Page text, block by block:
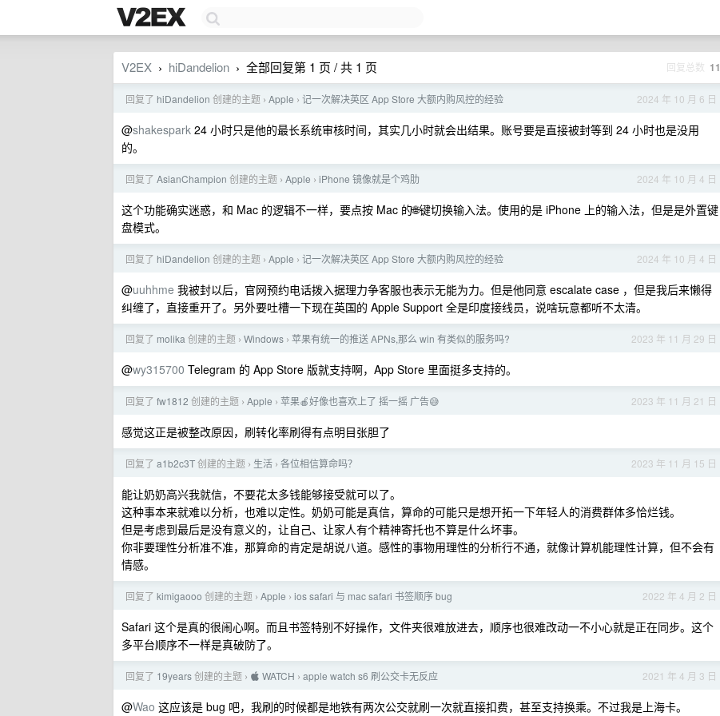
V2EX › hiDandelion › 全部回复第 1 页 / 共 1 页 回复总数 11
2024 年 10 月 6 日
回复了 hiDandelion 创建的主题 › Apple › 记一次解决英区 App Store 大额内购风控的经验
@shakespark 24 小时只是他的最长系统审核时间，其实几小时就会出结果。账号要是直接被封等到 24 小时也是没用
的。
2024 年 10 月 4 日
回复了 AsianChampion 创建的主题 › Apple › iPhone 镜像就是个鸡肋
这个功能确实迷惑，和 Mac 的逻辑不一样，要点按 Mac 的🌐键切换输入法。使用的是 iPhone 上的输入法，但是是外置键
盘模式。
2024 年 10 月 4 日
回复了 hiDandelion 创建的主题 › Apple › 记一次解决英区 App Store 大额内购风控的经验
@uuhhme 我被封以后，官网预约电话拨入据理力争客服也表示无能为力。但是他同意 escalate case ，但是我后来懒得
纠缠了，直接重开了。另外要吐槽一下现在英国的 Apple Support 全是印度接线员，说啥玩意都听不太清。
2023 年 11 月 29 日
回复了 molika 创建的主题 › Windows › 苹果有统一的推送 APNs,那么 win 有类似的服务吗?
@wy315700 Telegram 的 App Store 版就支持啊，App Store 里面挺多支持的。
2023 年 11 月 21 日
回复了 fw1812 创建的主题 › Apple › 苹果🍎好像也喜欢上了 摇一摇 广告😅
感觉这正是被整改原因，刷转化率刷得有点明目张胆了
2023 年 11 月 15 日
回复了 a1b2c3T创建的主题 › 生活 › 各位相信算命吗？
能让奶奶高兴我就信，不要花太多钱能够接受就可以了。
这种事本来就难以分析，也难以定性。奶奶可能是真信，算命的可能只是想开拓一下年轻人的消费群体多恰烂钱。
但是考虑到最后是没有意义的，让自己、让家人有个精神寄托也不算是什么坏事。
你非要理性分析准不准，那算命的肯定是胡说八道。感性的事物用理性的分析行不通，就像计算机能理性计算，但不会有
情感。
2022 年 4 月 2 日
回复了 kimigaooo 创建的主题 › Apple › ios safari 与 mac safari 书签顺序 bug
Safari 这个是真的很闹心啊。而且书签特别不好操作，文件夹很难放进去，顺序也很难改动一不小心就是正在同步。这个
多平台顺序不一样是真破防了。
2021 年 4 月 3 日
回复了 19years创建的主题 ›  WATCH › apple watch s6 刷公交卡无反应
@Wao 这应该是 bug 吧，我刷的时候都是地铁有两次公交就刷一次就直接扣费，甚至支持换乘。不过我是上海卡。